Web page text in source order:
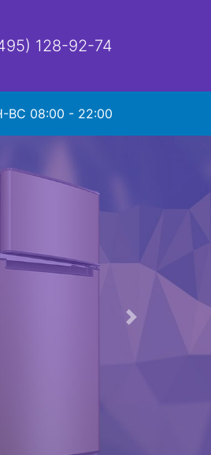
128-92-74
ВС 08:00 - 22:00
Следующая